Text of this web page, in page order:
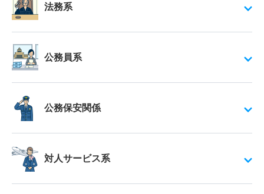
法務系
公務員系
公務保安関係
対人サービス系